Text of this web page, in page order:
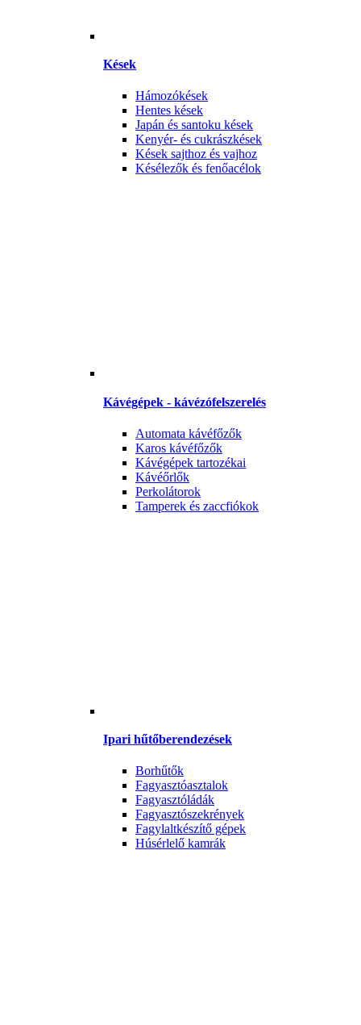
Kések
Hámozókések
Hentes kések
Japán és santoku kések
Kenyér- és cukrászkések
Kések sajthoz és vajhoz
Késélezők és fenőacélok
Kávégépek - kávézófelszerelés
Automata kávéfőzők
Karos kávéfőzők
Kávégépek tartozékai
Kávéőrlők
Perkolátorok
Tamperek és zaccfiókok
Ipari hűtőberendezések
Borhűtők
Fagyasztóasztalok
Fagyasztóládák
Fagyasztószekrények
Fagylaltkészítő gépek
Húsérlelő kamrák